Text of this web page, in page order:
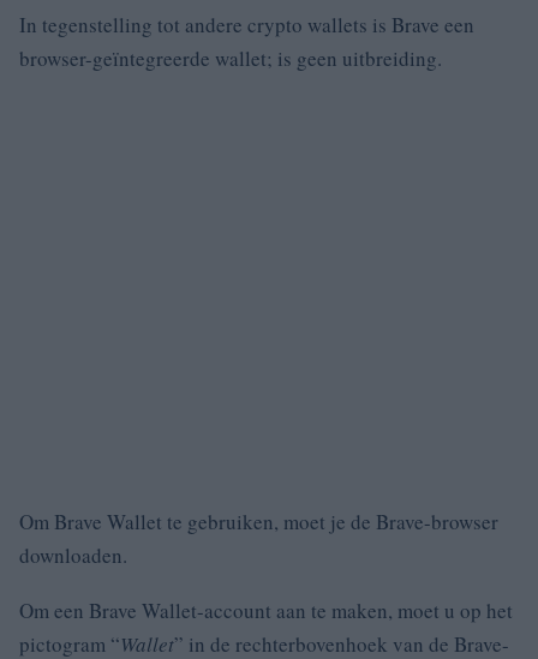
In tegenstelling tot andere crypto wallets is Brave een
browser-geïntegreerde wallet; is geen uitbreiding.
Om Brave Wallet te gebruiken, moet je de Brave-browser
downloaden.
Om een Brave Wallet-account aan te maken, moet u op het
pictogram “Wallet” in de rechterbovenhoek van de Brave-